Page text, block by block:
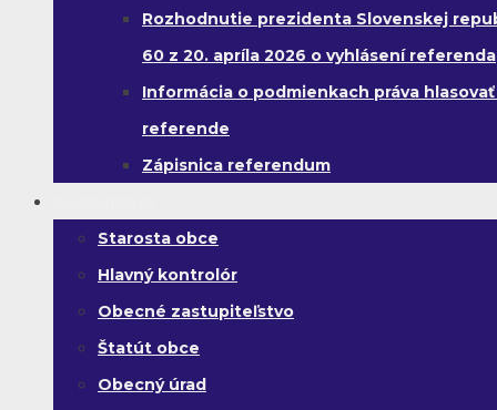
Rozhodnutie prezidenta Slovenskej
60 z 20. apríla 2026 o vyhlásení referenda
Informácia o podmienkach práva hlasovať
referende
Zápisnica referendum
Starosta obce
Hlavný kontrolór
Obecné zastupiteľstvo
Štatút obce
Obecný úrad